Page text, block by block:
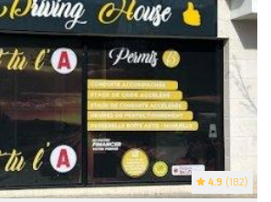
4.9 (182)